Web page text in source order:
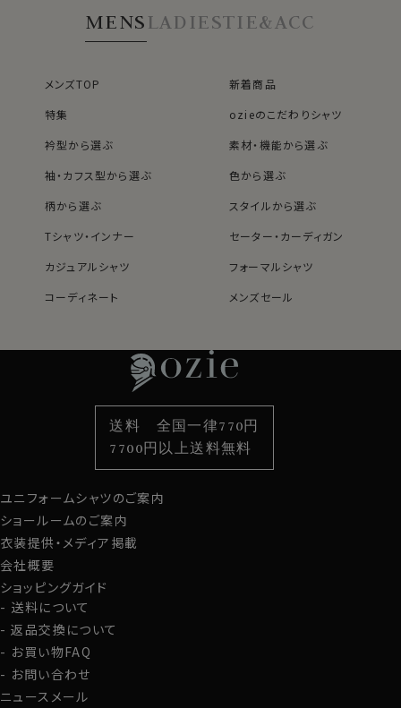
MENSLADIESTIE&ACC
メンズTOP
新着商品
特集
ozieのこだわりシャツ
衿型から選ぶ
素材・機能から選ぶ
袖・カフス型から選ぶ
色から選ぶ
柄から選ぶ
スタイルから選ぶ
Tシャツ・インナー
セーター・カーディガン
カジュアルシャツ
フォーマルシャツ
コーディネート
メンズセール
袖・カフス型から選ぶ
色から選ぶ
柄から選ぶ
スタイルから選ぶ
カジュアルシャツ
定番シャツ
カフスボタン
サスペンダー
財布・名刺入れ
バッグ
ストール・マフラー
グローブ
ユニフォームシャツのご案内
ショールームのご案内
衣装提供・メディア掲載
会社概要
ショッピングガイド
送料について
返品交換について
お買い物FAQ
お問い合わせ
ニュースメール
送料 全国一律770円
7700円以上送料無料